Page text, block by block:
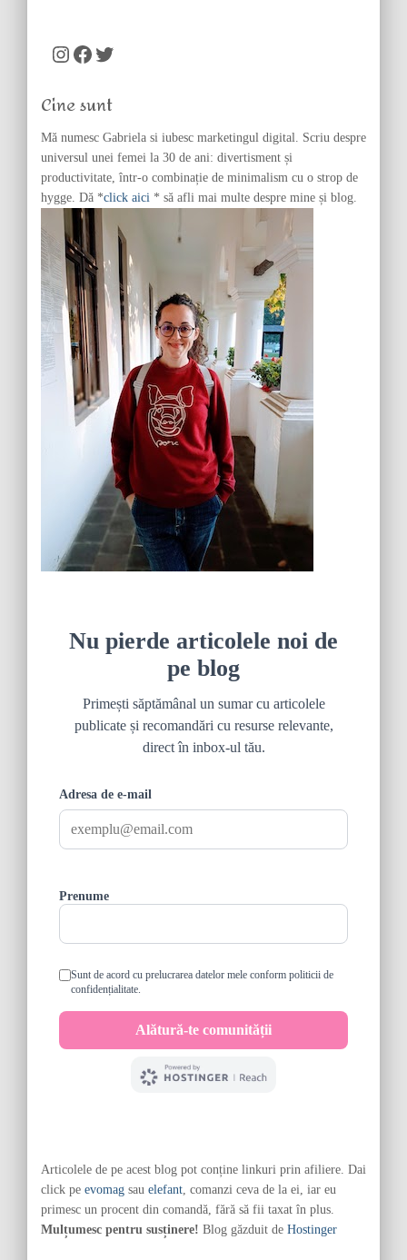
o
Instagram Facebook Twitter
Cine sunt
Mă numesc Gabriela si iubesc marketingul digital. Scriu despre
universul unei femei la 30 de ani: divertisment și
productivitate, într-o combinație de minimalism cu o strop de
hygge. Dă *click aici * să afli mai multe despre mine și blog.
Articolele de pe acest blog pot conține linkuri prin afiliere. Dai
click pe evomag sau elefant, comanzi ceva de la ei, iar eu
primesc un procent din comandă, fără să fii taxat în plus.
Mulțumesc pentru susținere! Blog găzduit de Hostinger